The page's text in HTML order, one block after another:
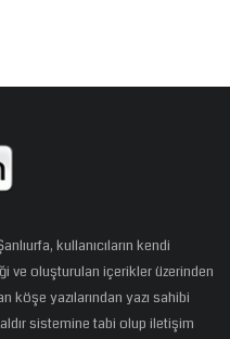
kullanıcıların kendi
ve oluşturulan içerikler üzerinden
köşe yazılarından yazı sahibi
sistemine tabi olup iletişim